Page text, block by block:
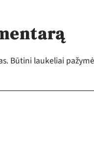
Būtini laukeliai